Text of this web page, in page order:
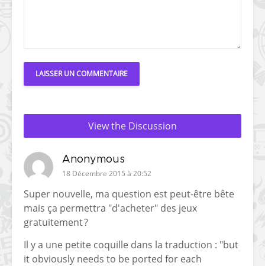
View the Discussion
Anonymous
18 Décembre 2015 à 20:52
Super nouvelle, ma question est peut-être bête
mais ça permettra "d'acheter" des jeux
gratuitement ?
Il y a une petite coquille dans la traduction : "but
it obviously needs to be ported for each